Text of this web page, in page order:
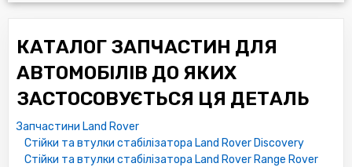
КАТАЛОГ ЗАПЧАСТИН ДЛЯ
АВТОМОБІЛІВ ДО ЯКИХ
ЗАСТОСОВУЄТЬСЯ ЦЯ ДЕТАЛЬ
Запчастини Land Rover
Стійки та втулки стабілізатора Land Rover Discovery
Стійки та втулки стабілізатора Land Rover Range Rover